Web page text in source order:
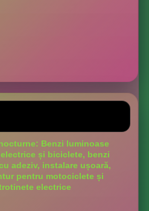
Benzi luminoase
și biciclete, benzi
adeziv, instalare ușoară,
pentru motociclete și
electrice